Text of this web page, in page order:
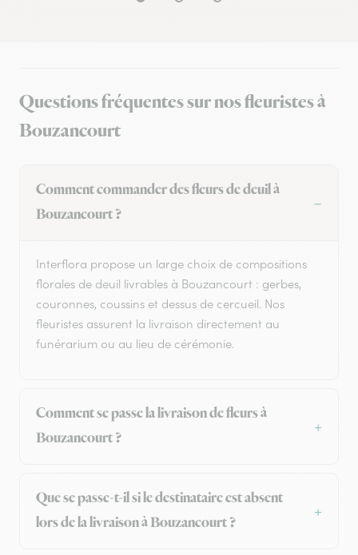
Questions fréquentes sur nos fleuristes à
Bouzancourt
Comment commander des fleurs de deuil à
Bouzancourt ?
Interflora propose un large choix de compositions
florales de deuil livrables à Bouzancourt : gerbes,
couronnes, coussins et dessus de cercueil. Nos
fleuristes assurent la livraison directement au
funérarium ou au lieu de cérémonie.
Comment se passe la livraison de fleurs à
Bouzancourt ?
Que se passe-t-il si le destinataire est absent
lors de la livraison à Bouzancourt ?